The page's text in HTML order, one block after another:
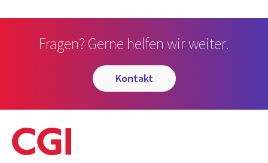
Fragen? Gerne helfen wir weiter.
kontakt